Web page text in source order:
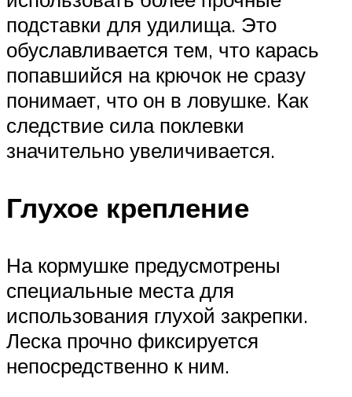
подставки для удилища. Это
обуславливается тем, что карась
попавшийся на крючок не сразу
понимает, что он в ловушке. Как
следствие сила поклевки
значительно увеличивается.
Глухое крепление
На кормушке предусмотрены
специальные места для
использования глухой закрепки.
Леска прочно фиксируется
непосредственно к ним.